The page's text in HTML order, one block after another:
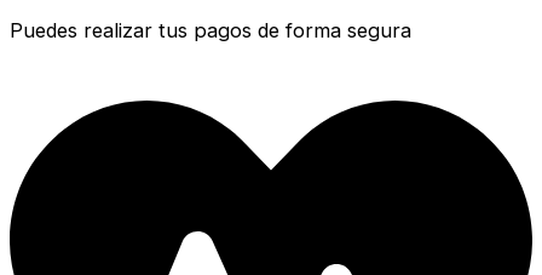
Puedes realizar tus pagos de forma segura